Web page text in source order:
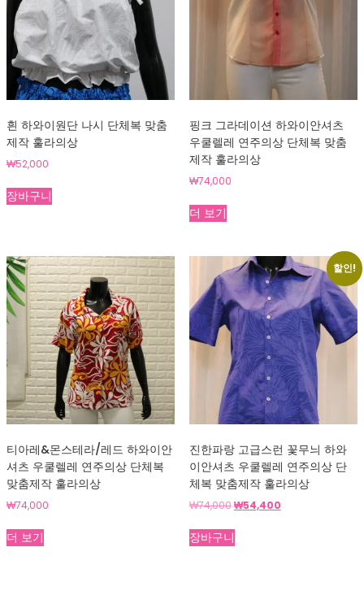
흰 하와이원단 나시 단체복 맞춤
제작 훌라의상
₩52,000
장바구니
핑크 그라데이션 하와이안셔츠
우쿨렐레 연주의상 단체복 맞춤
제작 훌라의상
₩74,000
더 보기
티아레&몬스테라/레드 하와이안
셔츠 우쿨렐레 연주의상 단체복
맞춤제작 훌라의상
₩74,000
더 보기
할인!
진한파랑 고급스런 꽃무늬 하와
이안셔츠 우쿨렐레 연주의상 단
체복 맞춤제작 훌라의상
₩74,000원
가
격:
₩54,400현
장바구니